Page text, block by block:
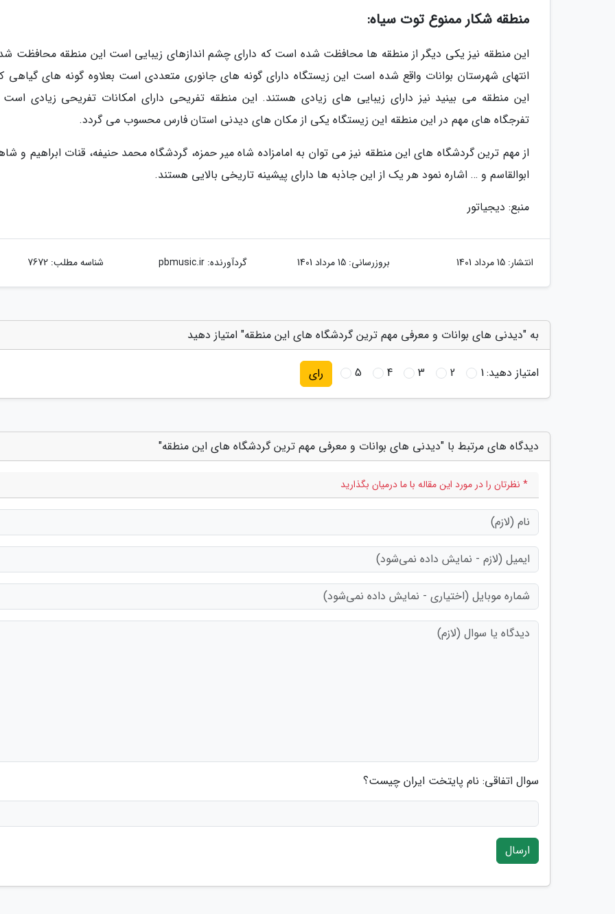
منطقه شکار ممنوع توت سیاه:
این منطقه نیز یکی دیگر از منطقه ها محافظت شده است که دارای چشم اندازهای زیبایی است این منطقه محافظت
انتهای شهرستان بوانات واقع شده است این زیستگاه دارای گونه های جانوری متعددی است بعلاوه گونه های گیاهی
این منطقه می بینید نیز دارای زیبایی های زیادی هستند. این منطقه تفریحی دارای امکانات تفریحی زیادی است
تفرجگاه های مهم در این منطقه این زیستگاه یکی از مکان های دیدنی استان فارس محسوب می گردد.
از مهم ترین گردشگاه های این منطقه نیز می توان به امامزاده شاه میر حمزه، گردشگاه محمد حنیفه، قنات ابراهیم و
ابوالقاسم و … اشاره نمود هر یک از این جاذبه ها دارای پیشینه تاریخی بالایی هستند.
منبع: دیجیاتور
انتشار: 15 مرداد 1401 بروزرسانی: 15 مرداد 1401 گردآورنده:pbmusic.ir شناسه مطلب: 7672
به "دیدنی های بوانات و معرفی مهم ترین گردشگاه های این منطقه" امتیاز دهید
امتیاز دهید:1
2
3
4
5 رای
دیدگاه های مرتبط با "دیدنی های بوانات و معرفی مهم ترین گردشگاه های این منطقه"
* نظرتان را در مورد این مقاله با ما درمیان بگذارید
سوال اتفاقی: نام پایتخت ایران چیست؟
ارسال